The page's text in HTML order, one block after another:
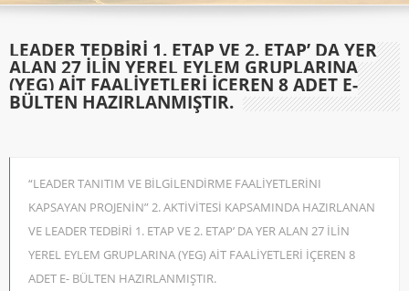
LEADER TEDBİRİ 1. ETAP VE 2. ETAP’ DA YER
ALAN 27 İLİN YEREL EYLEM GRUPLARINA
(YEG) AİT FAALİYETLERİ İÇEREN 8 ADET E-
BÜLTEN HAZIRLANMIŞTIR.
“LEADER TANITIM VE BİLGİLENDİRME FAALİYETLERİNI
KAPSAYAN PROJENİN” 2. AKTİVİTESİ KAPSAMINDA HAZIRLANAN
VE LEADER TEDBİRİ 1. ETAP VE 2. ETAP’ DA YER ALAN 27 İLİN
YEREL EYLEM GRUPLARINA (YEG) AİT FAALİYETLERİ İÇEREN 8
ADET E- BÜLTEN HAZIRLANMIŞTIR.